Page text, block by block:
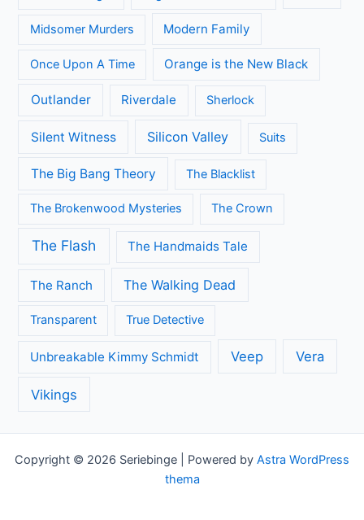
Midsomer Murders Modern Family
Once Upon A Time Orange is the New Black
Outlander Riverdale Sherlock
Silent Witness Silicon Valley Suits
The Big Bang Theory The Blacklist
The Brokenwood Mysteries The Crown
The Flash The Handmaids Tale
The Ranch The Walking Dead
Transparent True Detective
Unbreakable Kimmy Schmidt Veep Vera
Vikings
Copyright © 2026 Seriebinge | Powered by Astra WordPress
thema